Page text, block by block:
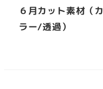
６月カット素材（カ
ラー/透過）